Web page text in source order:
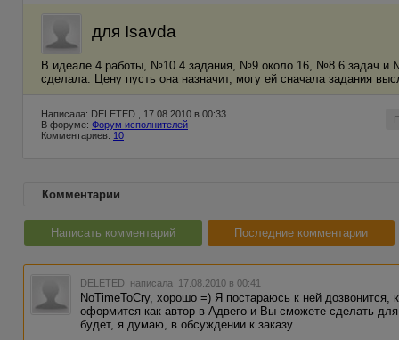
для Isavda
В идеале 4 работы, №10 4 задания, №9 около 16, №8 6 задач и
сделала. Цену пусть она назначит, могу ей сначала задания
Написала: DELETED , 17.08.2010 в 00:33
В форуме: Форум исполнителей
Комментариев: 10
Комментарии
Написать комментарий Последние комментарии
DELETED написала 17.08.2010 в 00:41
NoTimeToCry, хорошо =) Я постараюсь к ней дозвонится,
оформится как автор в Адвего и Вы сможете сделать
будет, я думаю, в обсуждении к заказу.